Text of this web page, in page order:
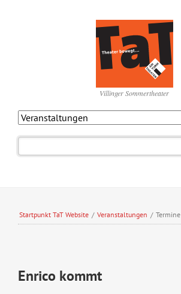
Villinger Sommertheater
Startpunkt TaT Website / Veranstaltungen / Termine
Enrico kommt